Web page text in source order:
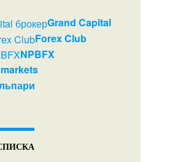
Grand Capital
Forex Club
NPBFX